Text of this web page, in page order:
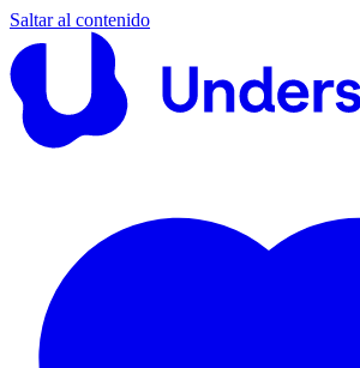
Saltar al contenido